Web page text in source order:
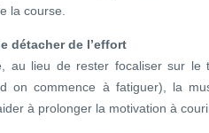
la course.
détacher de l’effort
au lieu de rester focaliser sur le
on commence à fatiguer), la
à prolonger la motivation à